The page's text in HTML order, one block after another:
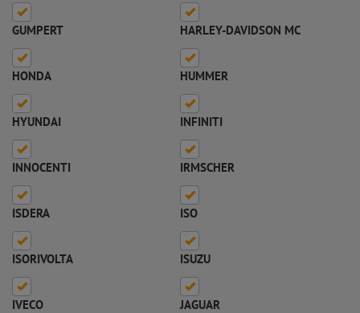
GUMPERT HARLEY-DAVIDSON MC
HONDA HUMMER
HYUNDAI INFINITI
INNOCENTI IRMSCHER
ISDERA ISO
ISORIVOLTA ISUZU
IVECO JAGUAR